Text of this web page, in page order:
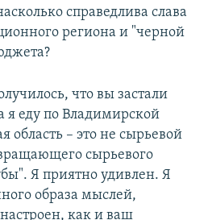
справедлива слава
региона и "черной
что вы застали
я еду по Владимирской
область – это не сырьевой
сырьевого
Я приятно удивлен. Я
образа мыслей,
как и ваш